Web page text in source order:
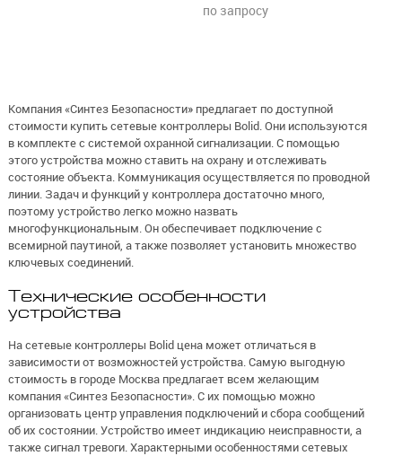
по запросу
Компания «Синтез Безопасности» предлагает по доступной
стоимости купить сетевые контроллеры Bolid. Они используются
в комплекте с системой охранной сигнализации. С помощью
этого устройства можно ставить на охрану и отслеживать
состояние объекта. Коммуникация осуществляется по проводной
линии. Задач и функций у контроллера достаточно много,
поэтому устройство легко можно назвать
многофункциональным. Он обеспечивает подключение с
всемирной паутиной, а также позволяет установить множество
ключевых соединений.
Технические особенности
устройства
На сетевые контроллеры Bolid цена может отличаться в
зависимости от возможностей устройства. Самую выгодную
стоимость в городе Москва предлагает всем желающим
компания «Синтез Безопасности». С их помощью можно
организовать центр управления подключений и сбора сообщений
об их состоянии. Устройство имеет индикацию неисправности, а
также сигнал тревоги. Характерными особенностями сетевых